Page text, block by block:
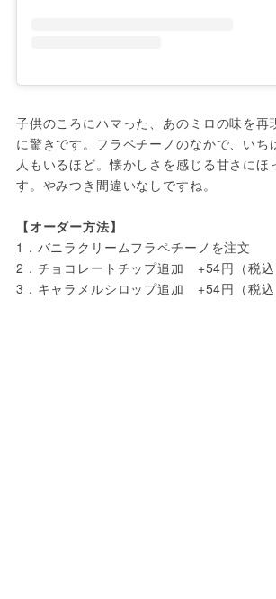
子供のころにハマった、あのミロの味を再
に驚きです。フラペチーノのなかで、いち
人もいるほど。懐かしさを感じる甘さにほ
す。やみつき間違いなしですね。
【オーダー方法】
1．バニラクリームフラペチーノを注文
2．チョコレートチップ追加　+54円（税込
3．キャラメルシロップ追加　+54円（税込